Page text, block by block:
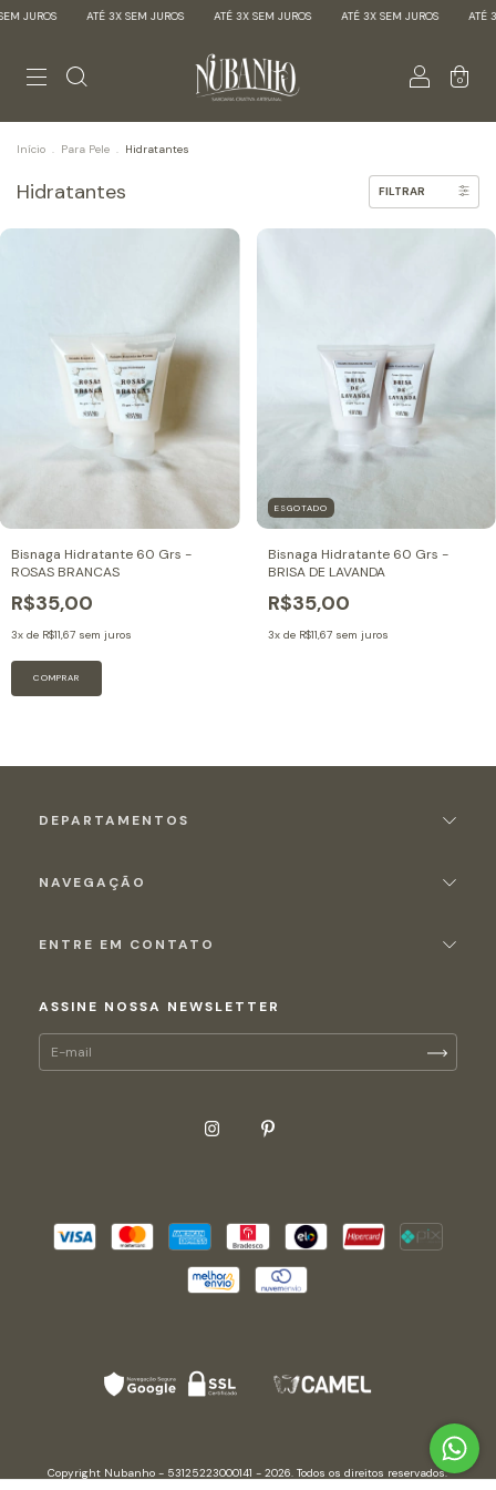
JUROS ATÉ 3X SEM JUROS ATÉ 3X SEM JUROS ATÉ 3X SEM JUROS ATÉ
0
Início . Para Pele . Hidratantes
Hidratantes FILTRAR
Bisnaga Hidratante 60 Grs -
ROSAS BRANCAS
R$35,00
3x de R$11,67 sem juros
ESGOTADO
Bisnaga Hidratante 60 Grs -
BRISA DE LAVANDA
R$35,00
3x de R$11,67sem juros
ASSINE NOSSA NEWSLETTER
DEPARTAMENTOS
NAVEGAÇÃO
ENTRE EM CONTATO
Copyright Nubanho - 53125223000141 - 2026. Todos os direitos reservados.